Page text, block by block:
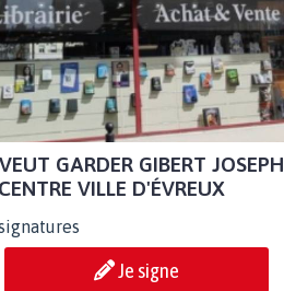
GARDER GIBERT JOSEPH
VILLE D'ÉVREUX
Je signe